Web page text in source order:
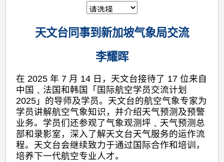
天文台同事到新加坡气象局交流
李耀晖
在 2025 年 7 月 14 日，天文台接待了 17 位来自
中国﹑法国和韩国「国际航空学员交流计划
2025」的导师及学员。天文台的航空气象专家为
学员讲解航空气象知识，并介绍天气预测及预警
业务。学员们还参观了气象观测坪﹑天气预测总
部和录影室，深入了解天文台天气服务的运作流
程。天文台会继续致力于通过国际合作和培训，
培养下一代航空专业人才。